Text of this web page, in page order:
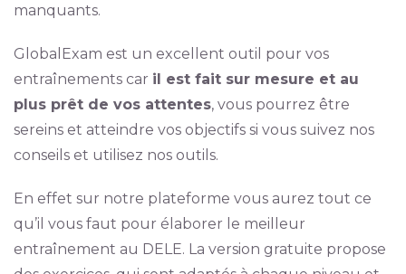
manquants.
GlobalExam est un excellent outil pour vos
entraînements car il est fait sur mesure et au
plus prêt de vos attentes, vous pourrez être
sereins et atteindre vos objectifs si vous suivez nos
conseils et utilisez nos outils.
En effet sur notre plateforme vous aurez tout ce
qu’il vous faut pour élaborer le meilleur
entraînement au DELE. La version gratuite propose